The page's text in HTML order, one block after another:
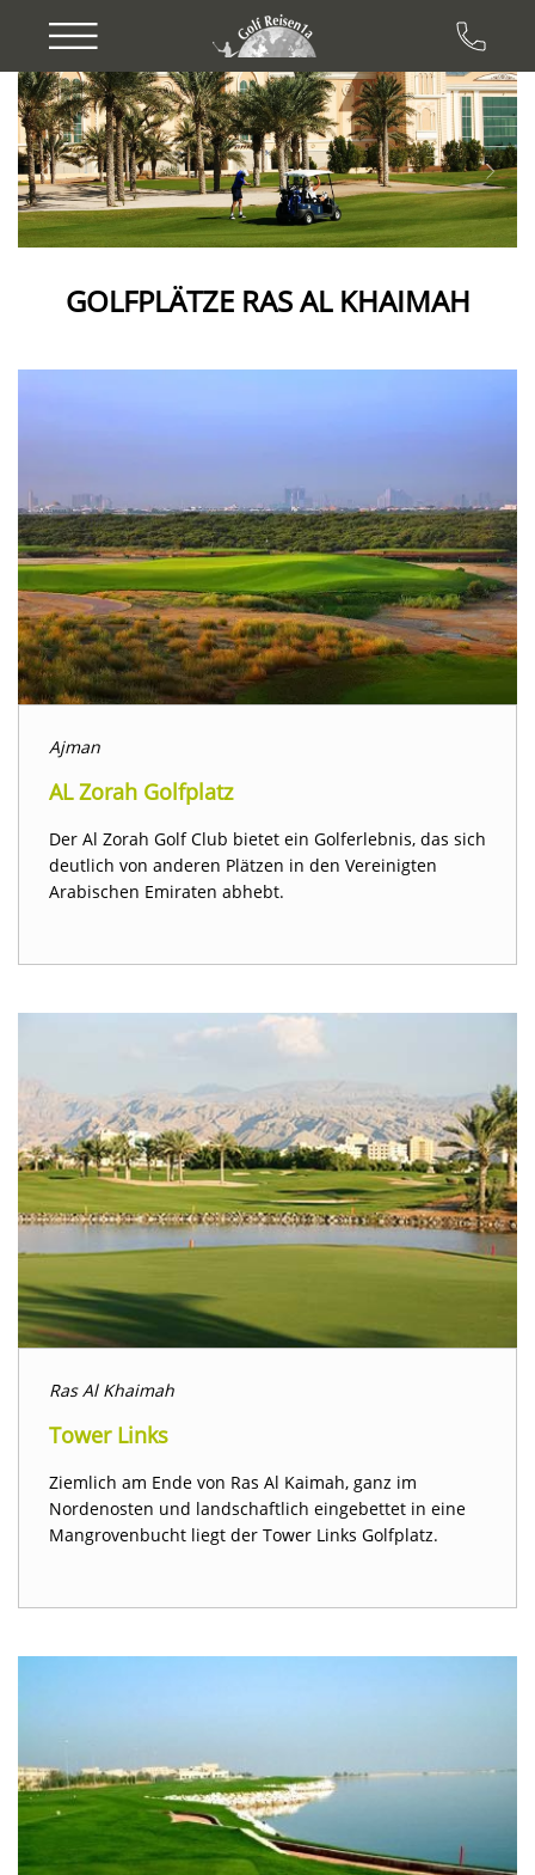
Previous Next
GOLFPLÄTZE RAS AL KHAIMAH
Ajman
AL Zorah Golfplatz
Der Al Zorah Golf Club bietet ein Golferlebnis, das sich
deutlich von anderen Plätzen in den Vereinigten
Arabischen Emiraten abhebt.
Ras Al Khaimah
Tower Links
Ziemlich am Ende von Ras Al Kaimah, ganz im
Nordenosten und landschaftlich eingebettet in eine
Mangrovenbucht liegt der Tower Links Golfplatz.